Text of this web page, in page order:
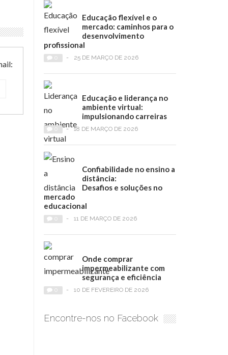
Educação flexível e o
mercado: caminhos para o
desenvolvimento
profissional
- 25 DE MARÇO DE 2026
Educação e liderança no
ambiente virtual:
impulsionando carreiras
- 18 DE MARÇO DE 2026
Confiabilidade no ensino a
distância:
Desafios e soluções no
mercado
educacional
- 11 DE MARÇO DE 2026
Onde comprar
impermeabilizante com
segurança e eficiência
- 10 DE FEVEREIRO DE 2026
Encontre-nos no Facebook